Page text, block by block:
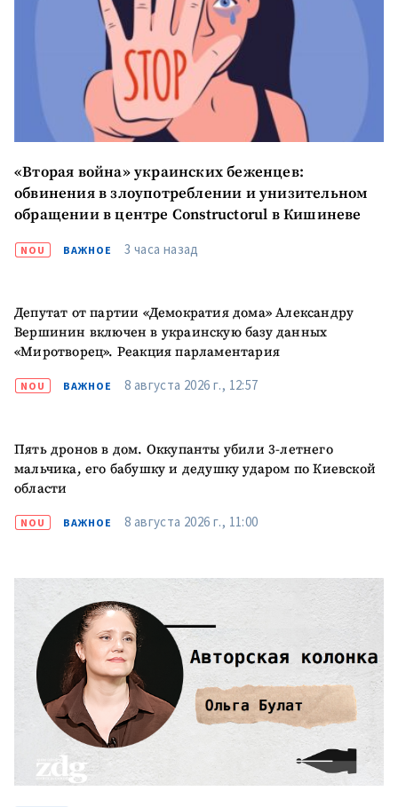
«Вторая война» украинских беженцев:
обвинения в злоупотреблении и унизительном
обращении в центре Constructorul в Кишиневе
NOU ВАЖНОЕ 3 часа назад
Депутат от партии «Демократия дома» Александру
Вершинин включен в украинскую базу данных
«Миротворец». Реакция парламентария
NOU ВАЖНОЕ 8 августа 2026 г., 12:57
Пять дронов в дом. Оккупанты убили 3-летнего
мальчика, его бабушку и дедушку ударом по Киевской
области
NOU ВАЖНОЕ 8 августа 2026 г., 11:00
Заголовок новости
+ Добавить
заголовок
Фотография
+ Загрузить
изображение
Ссылка на медиа
+ Добавить ссылку на
медиа
Текст новости
+ Добавить текст
новости